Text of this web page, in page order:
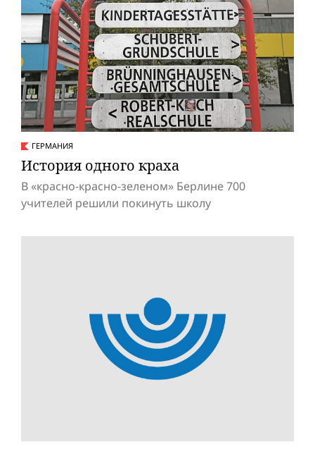
ГЕРМАНИЯ
История одного краха
В «красно-красно-зеленом» Берлине 700
учителей решили покинуть школу